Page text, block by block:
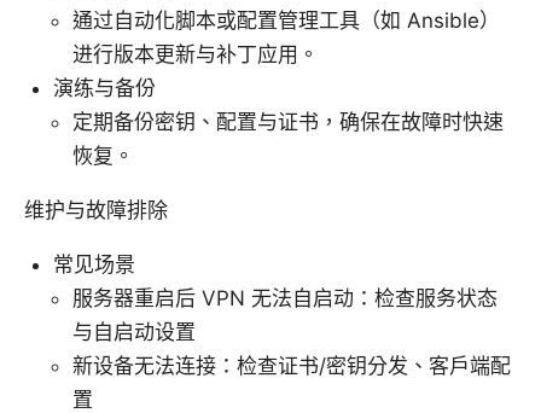
通过自动化脚本或配置管理工具（如 Ansible）
进行版本更新与补丁应用。
演练与备份
定期备份密钥、配置与证书，确保在故障时快速
恢复。
维护与故障排除
常见场景
服务器重启后 VPN 无法自启动：检查服务状态
与自启动设置
新设备无法连接：检查证书/密钥分发、客户端配
置